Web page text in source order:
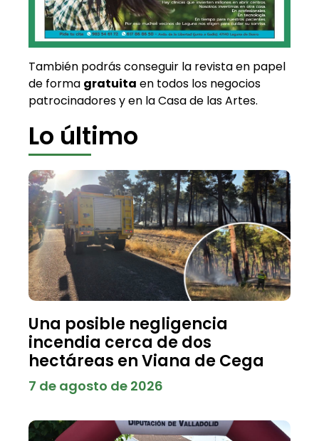
También podrás conseguir la revista en papel
de forma gratuita en todos los negocios
patrocinadores y en la Casa de las Artes.
Lo último
Una posible negligencia
incendia cerca de dos
hectáreas en Viana de Cega
7 de agosto de 2026